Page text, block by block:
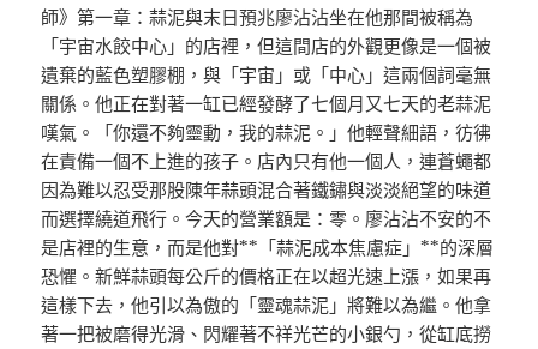
師》第一章：蒜泥與末日預兆廖沾沾坐在他那間被稱為
「宇宙水餃中心」的店裡，但這間店的外觀更像是一個被
遺棄的藍色塑膠棚，與「宇宙」或「中心」這兩個詞毫無
關係。他正在對著一缸已經發酵了七個月又七天的老蒜泥
嘆氣。「你還不夠靈動，我的蒜泥。」他輕聲細語，彷彿
在責備一個不上進的孩子。店內只有他一個人，連蒼蠅都
因為難以忍受那股陳年蒜頭混合著鐵鏽與淡淡絕望的味道
而選擇繞道飛行。今天的營業額是：零。廖沾沾不安的不
是店裡的生意，而是他對**「蒜泥成本焦慮症」**的深層
恐懼。新鮮蒜頭每公斤的價格正在以超光速上漲，如果再
這樣下去，他引以為傲的「靈魂蒜泥」將難以為繼。他拿
著一把被磨得光滑、閃耀著不祥光芒的小銀勺，從缸底撈